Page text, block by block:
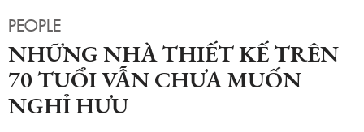
PEOPLE
NHỮNG NHÀ THIẾT KẾ TRÊN
70 TUỔI VẪN CHƯA MUỐN
NGHỈ HƯU